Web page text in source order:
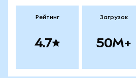
Рейтинг
4.7
Загрузок
50M+